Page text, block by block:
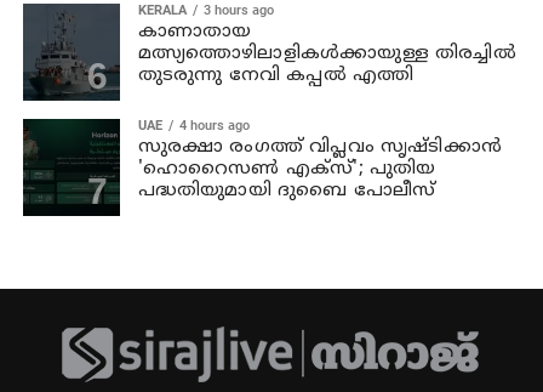
KERALA 3 hours ago
കാണാതായ
മത്സ്യത്തൊഴിലാളികള്‍ക്കായുള്ള തിരച്ചില്‍
തുടരുന്നു നേവി കപ്പല്‍ എത്തി
UAE 4 hours ago
സുരക്ഷാ രംഗത്ത് വിപ്ലവം സൃഷ്ടിക്കാന്‍
'ഹൊറൈസണ്‍ എക്‌സ്'; പുതിയ
പദ്ധതിയുമായി ദുബൈ പോലീസ്